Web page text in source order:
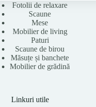
Fotolii de relaxare
Scaune
Mese
Mobilier de living
Paturi
Scaune de birou
Măsuțe și banchete
Mobilier de grădină
Linkuri utile